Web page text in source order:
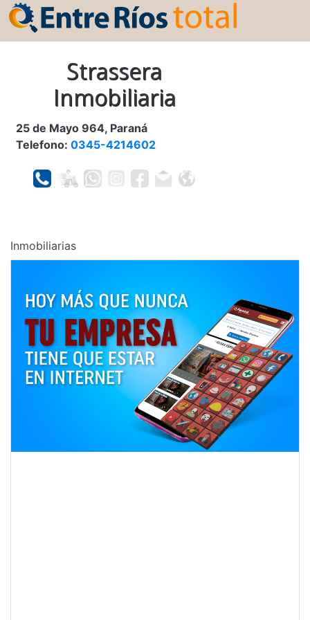
Strassera
Inmobiliaria
25 de Mayo 964, Paraná
Telefono: 0345-4214602
Inmobiliarias